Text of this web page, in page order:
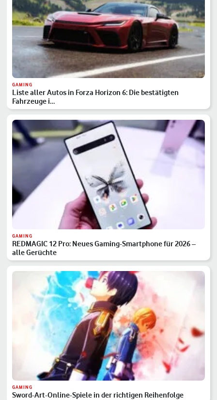
GAMING
Liste aller Autos in Forza Horizon 6: Die bestätigten
Fahrzeuge i…
GAMING
REDMAGIC 12 Pro: Neues Gaming-Smartphone für 2026 –
alle Gerüchte
GAMING
Sword-Art-Online-Spiele in der richtigen Reihenfolge